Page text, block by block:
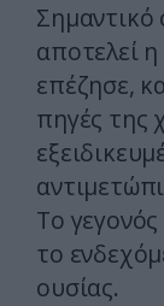
Σημαντικό
αποτελεί
επέζησε,
πηγές της
Το γεγονός
το
ουσίας.